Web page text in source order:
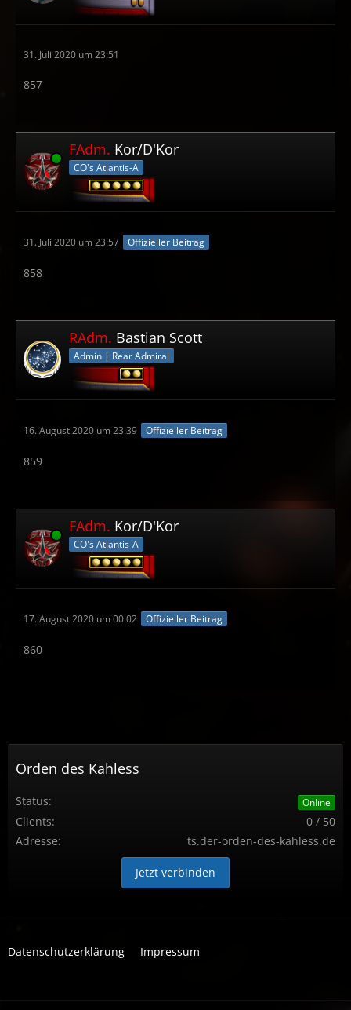
31. Juli 2020 um 23:51
857
Online FAdm. Kor/D'Kor
CO's Atlantis-A
31. Juli 2020 um 23:57 Offizieller Beitrag
858
RAdm. Bastian Scott
Admin | Rear Admiral
16. August 2020 um 23:39 Offizieller Beitrag
859
Online FAdm. Kor/D'Kor
CO's Atlantis-A
17. August 2020 um 00:02 Offizieller Beitrag
860
Orden des Kahless
Status: Online
Clients:
0 / 50
Adresse:
ts.der-orden-des-kahless.de
Jetzt verbinden
Datenschutzerklärung Impressum